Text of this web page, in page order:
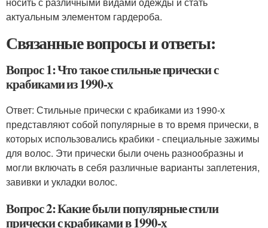
актуальным элементом гардероба.
Связанные вопросы и ответы:
Вопрос 1: Что такое стильные прически с
крабиками из 1990-х
Ответ: Стильные прически с крабиками из 1990-х
представляют собой популярные в то время прически, в
которых использовались крабики - специальные зажимы
для волос. Эти прически были очень разнообразны и
могли включать в себя различные варианты заплетения,
завивки и укладки волос.
Вопрос 2: Какие были популярные стили
прически с крабиками в 1990-х